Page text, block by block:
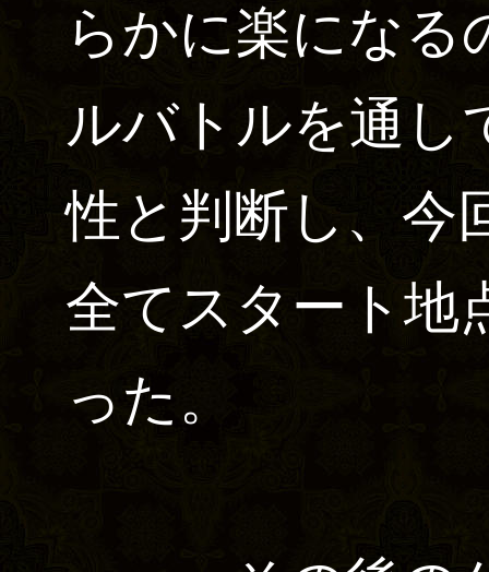
らかに楽になる
ルバトルを通し
性と判断し、今
全てスタート地
った。